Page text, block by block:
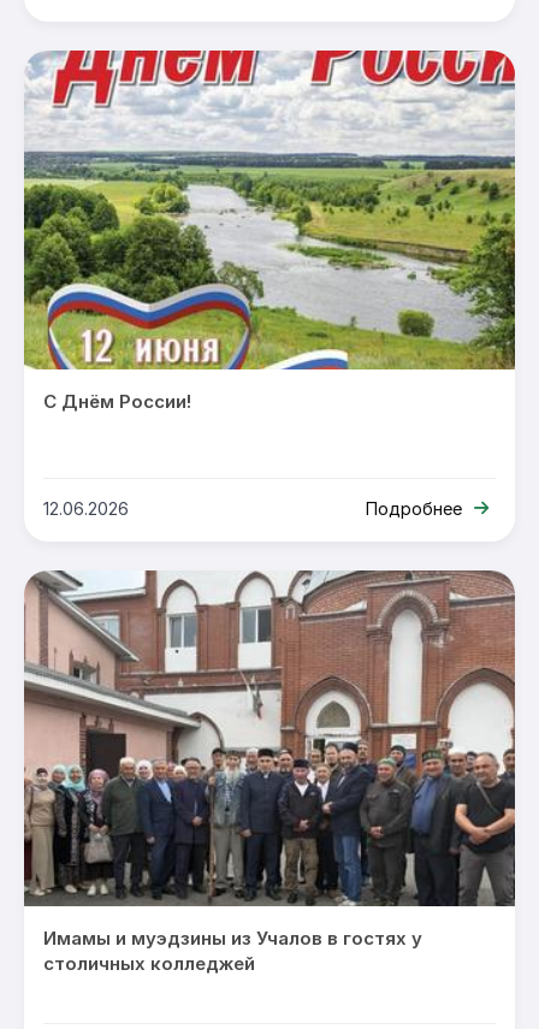
С Днём России!
12.06.2026 Подробнее
Имамы и муэдзины из Учалов в гостях у
столичных колледжей